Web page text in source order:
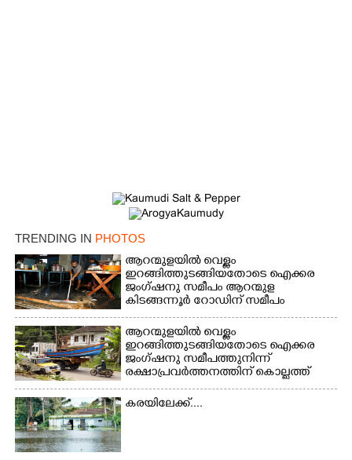
TRENDING IN PHOTOS
ആറന്മുളയിൽ വെള്ളം
ഇറങ്ങിത്തുടങ്ങിയതോടെ ഐക്കര
ജംഗ്ഷനു സമീപം ആറന്മുള
കിടങ്ങന്നൂർ റോഡിന് സമീപം
പ്രവർത്തിക്കു ആറന്മുള തട്ടുകട
കഴുകി വൃത്തിയാക്കുന്നു.
ആറന്മുളയിൽ വെള്ളം
ഇറങ്ങിത്തുടങ്ങിയതോടെ ഐക്കര
ജംഗ്ഷനു സമീപത്തുനിന്ന്
രക്ഷാപ്രവർത്തനത്തിന് കൊല്ലത്ത്
നിന്ന് എത്തിയ ബോട്ടുകൾ
തിരികെക്കൊണ്ടുപോകുന്നു.
കരയിലേക്ക്....